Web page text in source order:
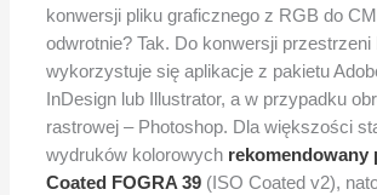
konwersji pliku graficznego z RGB do
odwrotnie? Tak. Do konwersji przestrzeni
wykorzystuje się aplikacje z pakietu
InDesign lub Illustrator, a w przypadku
rastrowej – Photoshop. Dla większości
wydruków kolorowych rekomendowany
Coated FOGRA 39(ISO Coated v2),